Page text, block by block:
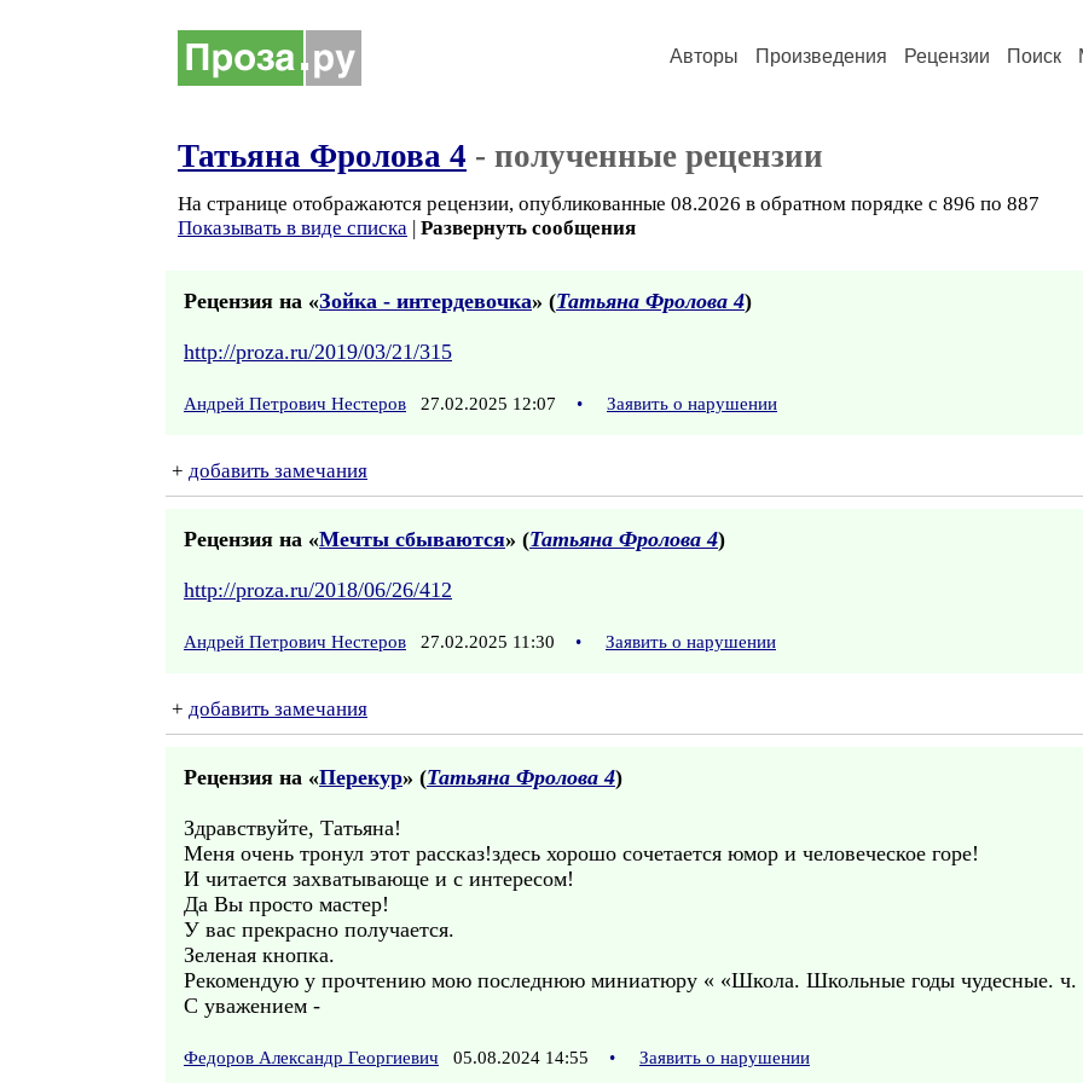
Авторы Произведения Рецензии Поиск
Татьяна Фролова 4 - полученные рецензии
На странице отображаются рецензии, опубликованные 08.2026 в обратном порядке с 896 по 887
Показывать в виде списка | Развернуть сообщения
Рецензия на «Зойка - интердевочка» (Татьяна Фролова 4)
http://proza.ru/2019/03/21/315
Андрей Петрович Нестеров 27.02.2025 12:07 • Заявить о нарушении
+ добавить замечания
Рецензия на «Мечты сбываются» (Татьяна Фролова 4)
http://proza.ru/2018/06/26/412
Андрей Петрович Нестеров 27.02.2025 11:30 • Заявить о нарушении
+ добавить замечания
Рецензия на «Перекур» (Татьяна Фролова 4)
Здравствуйте, Татьяна!
Меня очень тронул этот рассказ!здесь хорошо сочетается юмор и человеческое горе!
И читается захватывающе и с интересом!
Да Вы просто мастер!
У вас прекрасно получается.
Зеленая кнопка.
Рекомендую у прочтению мою последнюю миниатюру « «Школа. Школьные годы чудесные. ч.
С уважением -
Федоров Александр Георгиевич 05.08.2024 14:55 • Заявить о нарушении